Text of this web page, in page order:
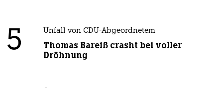
5 Unfall von CDU-Abgeordnetem
Thomas Bareiß crasht bei voller
Dröhnung